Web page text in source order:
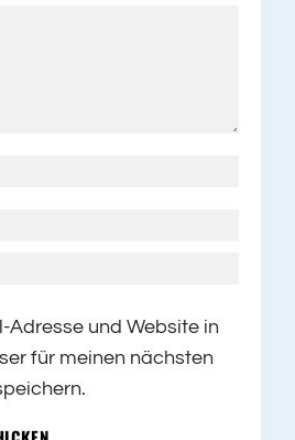
Adresse und Website in
für meinen nächsten